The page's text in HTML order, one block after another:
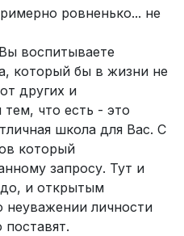
ровненько... не
воспитываете
который бы в жизни не
других и
тем, что есть - это
школа для Вас. С
который
запросу. Тут и
и открытым
неуважении личности
поставят.